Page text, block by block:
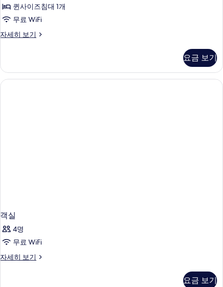
즈
대
개,
이
기
퀸사이즈침대 1개
무료 WiFi
자세히 보기
룸,
즈
침
대
요금 보기
객실
4명
무료 WiFi
자세히 보기
객
요금 보기